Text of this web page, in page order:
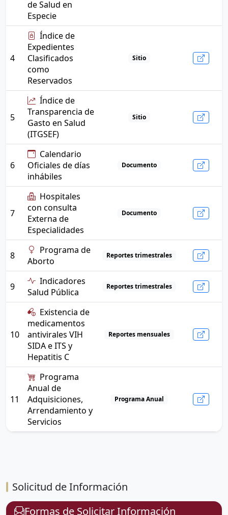
de Salud en
Especie
4
Índice de
Expedientes
Clasificados
como
Reservados
Sitio
5
Índice de
Transparencia de
Gasto en Salud
(ITGSEF)
Sitio
6
Calendario
Oficiales de días
inhábiles
Documento
7
Hospitales
con consulta
Externa de
Especialidades
Documento
8
Programa de
Aborto
Reportes trimestrales
9
Indicadores
Salud Pública
Reportes trimestrales
10
Existencia de
medicamentos
antivirales VIH
SIDA e ITS y
Hepatitis C
Reportes mensuales
11
Programa
Anual de
Adquisiciones,
Arrendamiento y
Servicios
Programa Anual
Solicitud de Información
Formas de Solicitar Información